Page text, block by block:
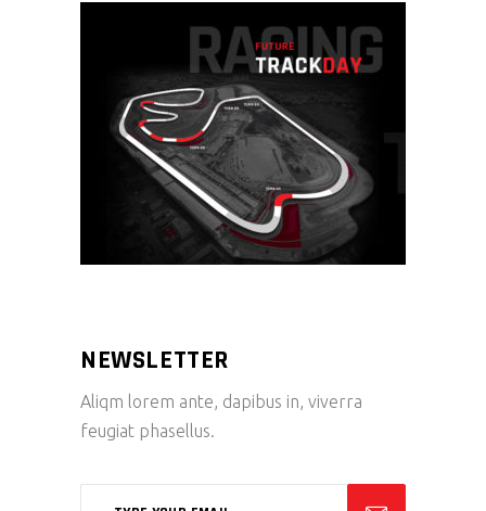
NEWSLETTER
Aliqm lorem ante, dapibus in, viverra
feugiat phasellus.